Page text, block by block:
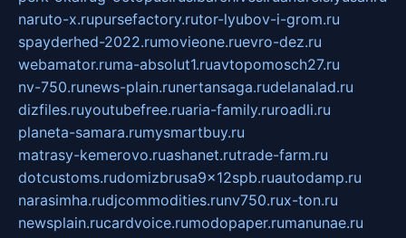
naruto-x.rupursefactory.rutor-lyubov-i-grom.ru
spayderhed-2022.rumovieone.ruevro-dez.ru
webamator.ruma-absolut1.ruavtopomosch27.ru
nv-750.runews-plain.runertansaga.rudelanalad.ru
dizfiles.ruyoutubefree.ruaria-family.ruroadli.ru
planeta-samara.rumysmartbuy.ru
matrasy-kemerovo.ruashanet.rutrade-farm.ru
dotcustoms.rudomizbrusa9x12spb.ruautodamp.ru
narasimha.rudjcommodities.runv750.rux-ton.ru
newsplain.rucardvoice.rumodopaper.rumanunae.ru